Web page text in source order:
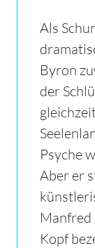
Als
Byron
der
Psyche
Aber er
Manfred
Kopf